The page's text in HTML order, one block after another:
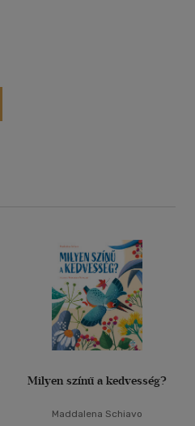
Milyen színű a kedvesség?
Maddalena Schiavo